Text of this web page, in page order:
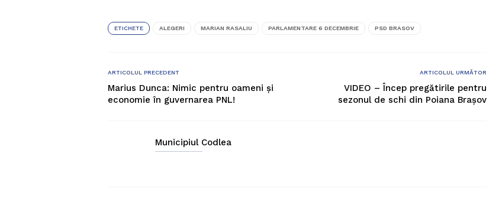
ETICHETE ALEGERI MARIAN RASALIU PARLAMENTARE 6 DECEMBRIE PSD BRASOV
ARTICOLUL PRECEDENT
Marius Dunca: Nimic pentru oameni și
economie în guvernarea PNL!
ARTICOLUL URMĂTOR
VIDEO – Încep pregătirile pentru
sezonul de schi din Poiana Brașov
Municipiul Codlea